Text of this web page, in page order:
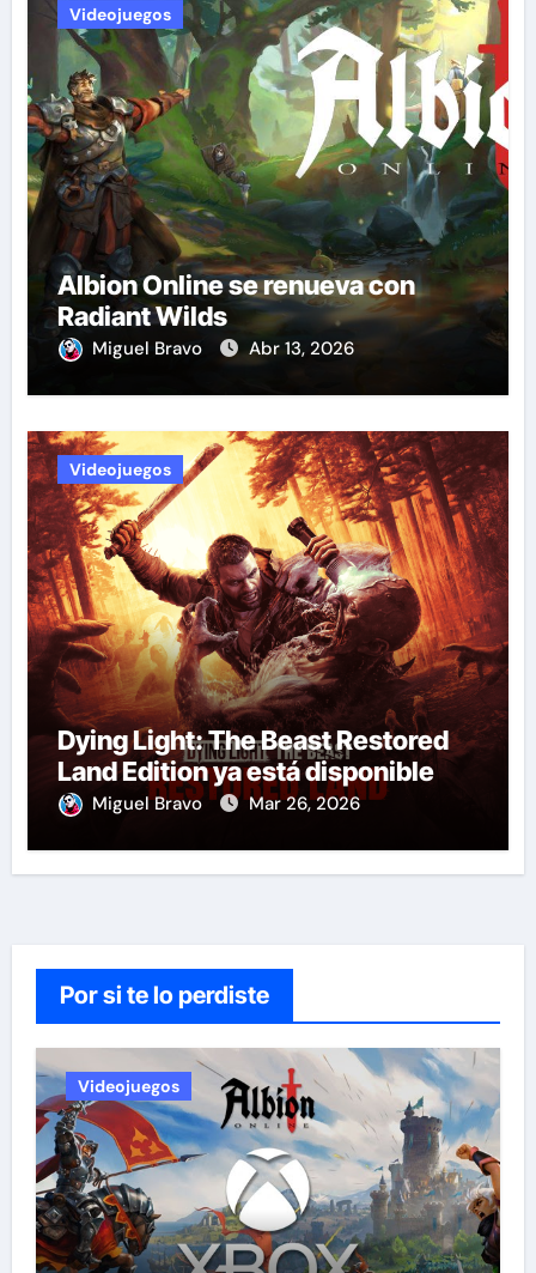
Videojuegos
Albion Online se renueva con
Radiant Wilds
Miguel Bravo Abr 13, 2026
Videojuegos
Dying Light: The Beast Restored
Land Edition ya está disponible
Miguel Bravo Mar 26, 2026
Por si te lo perdiste
Videojuegos